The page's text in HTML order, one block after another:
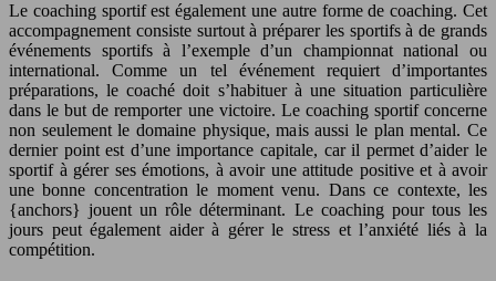
Le coaching sportif est également une autre forme de coaching. Cet
accompagnement consiste surtout à préparer les sportifs à de grands
événements sportifs à l’exemple d’un championnat national ou
international. Comme un tel événement requiert d’importantes
préparations, le coaché doit s’habituer à une situation particulière
dans le but de remporter une victoire. Le coaching sportif concerne
non seulement le domaine physique, mais aussi le plan mental. Ce
dernier point est d’une importance capitale, car il permet d’aider le
sportif à gérer ses émotions, à avoir une attitude positive et à avoir
une bonne concentration le moment venu. Dans ce contexte, les
{anchors} jouent un rôle déterminant. Le coaching pour tous les
jours peut également aider à gérer le stress et l’anxiété liés à la
compétition.